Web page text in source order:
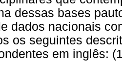
dessas bases
dados nacionais
os seguintes
em inglês: